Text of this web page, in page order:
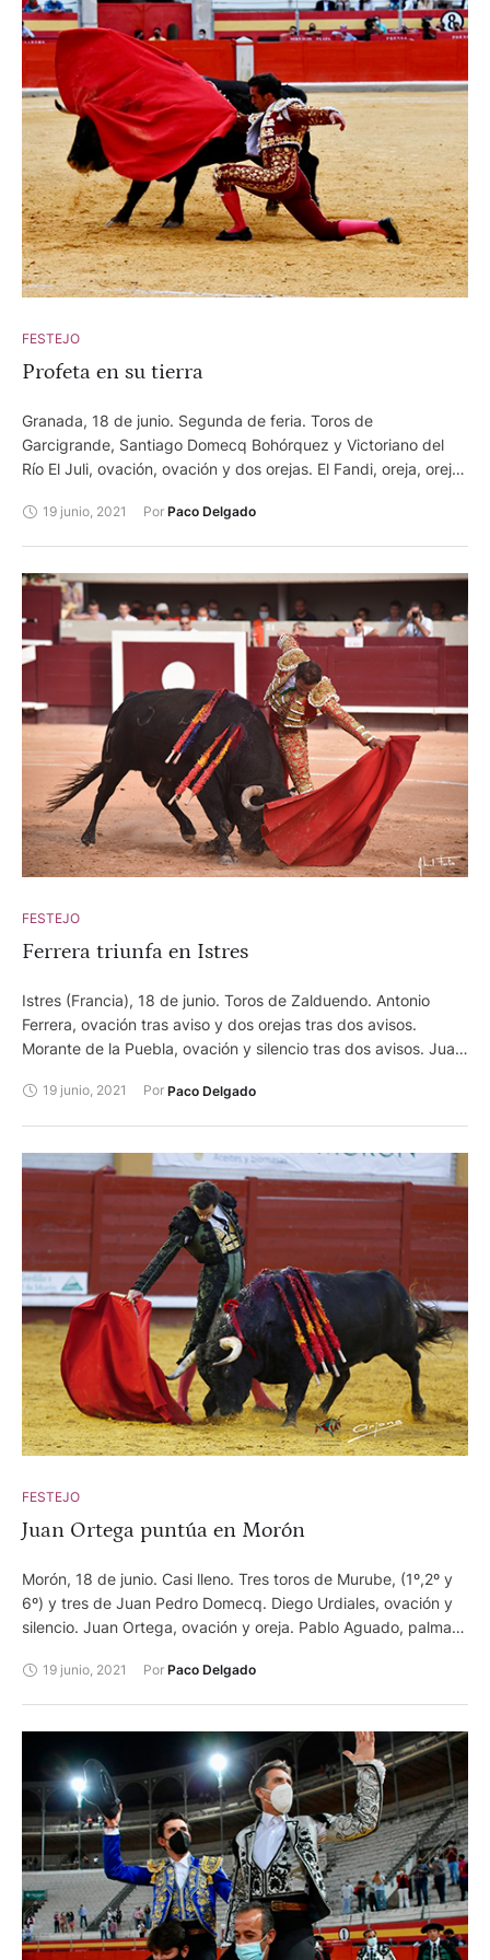
FESTEJO
Profeta en su tierra
Granada, 18 de junio. Segunda de feria. Toros de
Garcigrande, Santiago Domecq Bohórquez y Victoriano del
Río El Juli, ovación, ovación y dos orejas. El Fandi, oreja, oreja
19 junio, 2021 Por Paco Delgado
FESTEJO
Ferrera triunfa en Istres
Istres (Francia), 18 de junio. Toros de Zalduendo. Antonio
Ferrera, ovación tras aviso y dos orejas tras dos avisos.
Morante de la Puebla, ovación y silencio tras dos avisos. Juan
19 junio, 2021 Por Paco Delgado
FESTEJO
Juan Ortega puntúa en Morón
Morón, 18 de junio. Casi lleno. Tres toros de Murube, (1º,2º y
6º) y tres de Juan Pedro Domecq. Diego Urdiales, ovación y
silencio. Juan Ortega, ovación y oreja. Pablo Aguado, palmas
19 junio, 2021 Por Paco Delgado